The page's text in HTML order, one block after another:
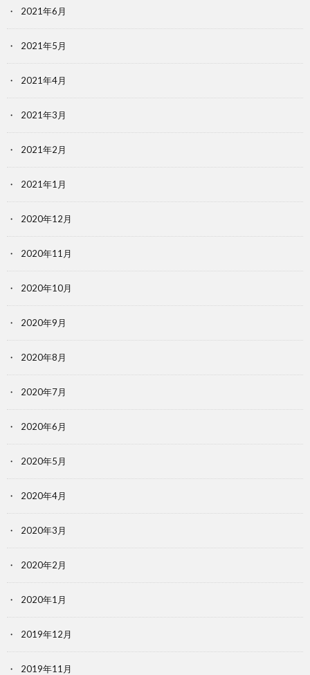
2021年6月
2021年5月
2021年4月
2021年3月
2021年2月
2021年1月
2020年12月
2020年11月
2020年10月
2020年9月
2020年8月
2020年7月
2020年6月
2020年5月
2020年4月
2020年3月
2020年2月
2020年1月
2019年12月
2019年11月